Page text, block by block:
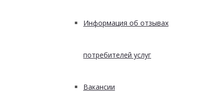
Информация об отзывах
потребителей услуг
Вакансии